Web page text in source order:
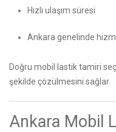
Hızlı ulaşım süresi
Ankara genelinde
Doğru mobil lastik tamiri
şekilde çözülmesini sağlar.
Ankara Mobil